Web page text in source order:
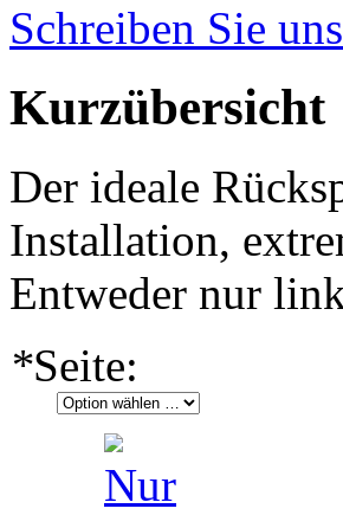
Schreiben Sie
Kurzübersicht
Der ideale
Installation,
Entweder nur
*Seite: